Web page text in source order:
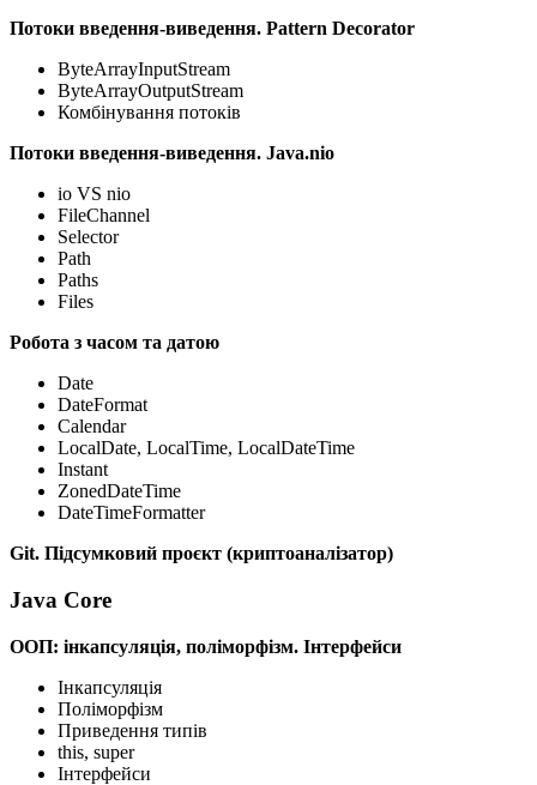
Потоки введення-виведення. Pattern Decorator
ByteArrayInputStream
ByteArrayOutputStream
Комбінування потоків
Потоки введення-виведення. Java.nio
io VS nio
FileChannel
Selector
Path
Paths
Files
Робота з часом та датою
Date
DateFormat
Calendar
LocalDate, LocalTime, LocalDateTime
Instant
ZonedDateTime
DateTimeFormatter
Git. Підсумковий проєкт (криптоаналізатор)
Java Core
ООП: інкапсуляція, поліморфізм. Інтерфейси
Інкапсуляція
Поліморфізм
Приведення типів
this, super
Інтерфейси